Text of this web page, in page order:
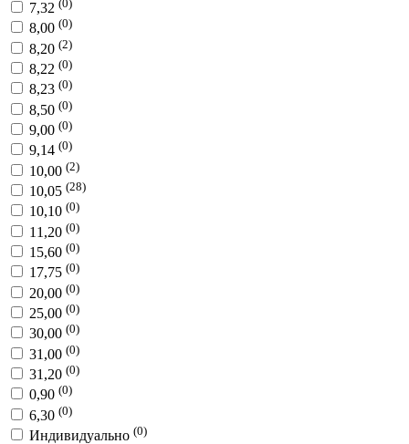
7,32 (0)
8,00 (0)
8,20 (2)
8,22 (0)
8,23 (0)
8,50 (0)
9,00 (0)
9,14 (0)
10,00 (2)
10,05 (28)
10,10 (0)
11,20 (0)
15,60 (0)
17,75 (0)
20,00 (0)
25,00 (0)
30,00 (0)
31,00 (0)
31,20 (0)
0,90 (0)
6,30 (0)
Индивидуально (0)